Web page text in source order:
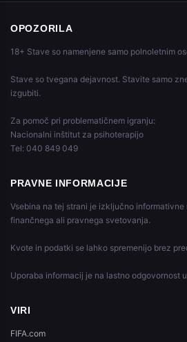
OPOZORILA
18+ Stave so namenjene samo polnoletnim
Stave so tvegana dejavnost. Stavite samo
izgubiti.
Za pomoč pri problematičnem igranju:
Nacionalni inštitut za psihoterapijo
Tel: 040 849 049
PRAVNE INFORMACIJE
Vsebina na tej strani je izključno
finančnega ali pravnega svetovanja.
Kvote in podatki se lahko spremenijo brez
Uporaba informacij je na lastno odgovornost
VIRI
FIFA.com